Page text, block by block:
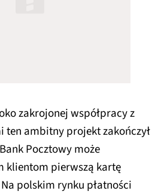
zakrojonej współpracy z
ten ambitny projekt zakończył
Pocztowy może
klientom pierwszą kartę
polskim rynku płatności